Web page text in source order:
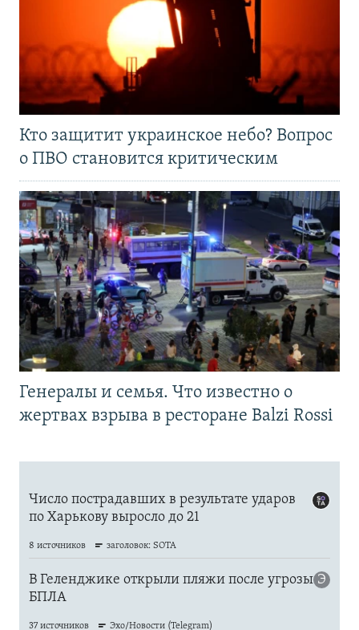
Кто защитит украинское небо? Вопрос
о ПВО становится критическим
Генералы и семья. Что известно о
жертвах взрыва в ресторане Balzi Rossi